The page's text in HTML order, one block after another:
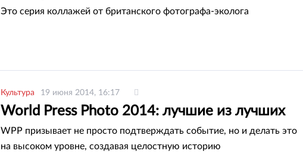
Это серия коллажей от британского фотографа-эколога
Культура 19 июня 2014, 16:17
World Press Photo 2014: лучшие из лучших
WPP призывает не просто подтверждать событие, но и делать это
на высоком уровне, создавая целостную историю